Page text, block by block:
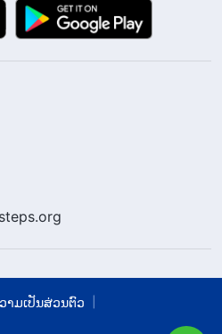
ເພາະນາມໃໝ່ຂອງພຣະເຈົ້າ
ປະນາມພຣະຜູ້ເປັນເຈົ້າ. ບໍ່ວ່າ
ເຈົ້າຈະມີສິດອຳນາດ ແລະ ລິດ
ວກເຂົາປະຕິເສດທີ່ຈະຍອມ
ທີ່ສຸດກໍຄຶງພຣະອົງເທິງໄມ້
ບົດຮຽນທີ່ເຮັດໃຫ້ຄິດແທ້ໆ!
ນຕ້ອນຮັບພຣະຜູ້ເປັນເຈົ້າ,
ຣະຄຳຕາມຕົວອັກສອນຢ່າງ
ຂອງພຣະເຢຊູບໍ? ການເຮັດ
າມເປັນສ່ວນຕົວ